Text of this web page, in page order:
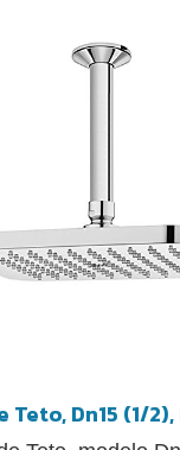
Teto, Dn15 (1/